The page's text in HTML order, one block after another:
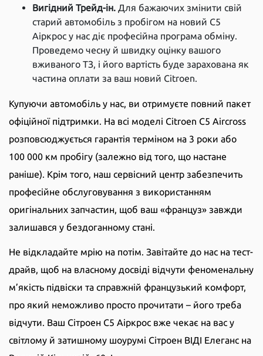
Вигідний Трейд-ін. Для бажаючих змінити свій
старий автомобіль з пробігом на новий С5
Аіркрос у нас діє професійна програма обміну.
Проведемо чесну й швидку оцінку вашого
вживаного ТЗ, і його вартість буде зарахована як
частина оплати за ваш новий Citroen.
Купуючи автомобіль у нас, ви отримуєте повний пакет
офіційної підтримки. На всі моделі Citroen C5 Aircross
розповсюджується гарантія терміном на 3 роки або
100 000 км пробігу (залежно від того, що настане
раніше). Крім того, наш сервісний центр забезпечить
професійне обслуговування з використанням
оригінальних запчастин, щоб ваш «француз» завжди
залишався у бездоганному стані.
Не відкладайте мрію на потім. Завітайте до нас на тест-
драйв, щоб на власному досвіді відчути феноменальну
м’якість підвіски та справжній французький комфорт,
про який неможливо просто прочитати – його треба
відчути. Ваш Сітроен С5 Аіркрос вже чекає на вас у
світлому й затишному шоурумі Сітроен ВІДІ Елеганс на